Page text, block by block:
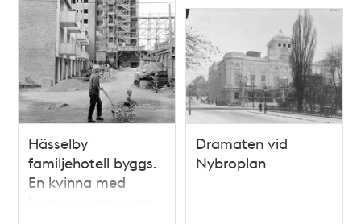
Hässelby
familjehotell byggs.
En kvinna med
barnvagn passerar
Dramaten vid
Nybroplan